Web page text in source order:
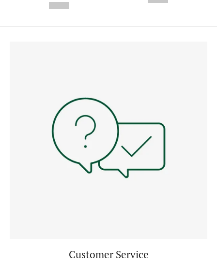
Customer Service